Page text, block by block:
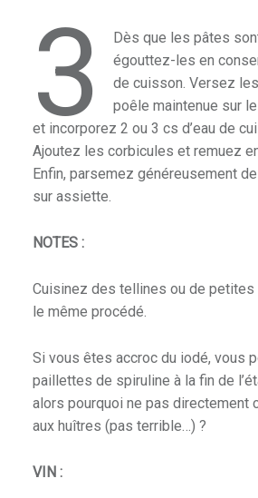
3 Dès que les pâtes
égouttez-les en
de cuisson. Versez
poêle maintenue sur
et incorporez 2 ou 3 cs d’eau de
Ajoutez les corbicules et remuez
Enfin, parsemez généreusement
sur assiette.
NOTES :
Cuisinez des tellines ou de petites
le même procédé.
Si vous êtes accroc du iodé, vous
paillettes de spiruline à la fin de
alors pourquoi ne pas directement
aux huîtres (pas terrible…) ?
VIN :